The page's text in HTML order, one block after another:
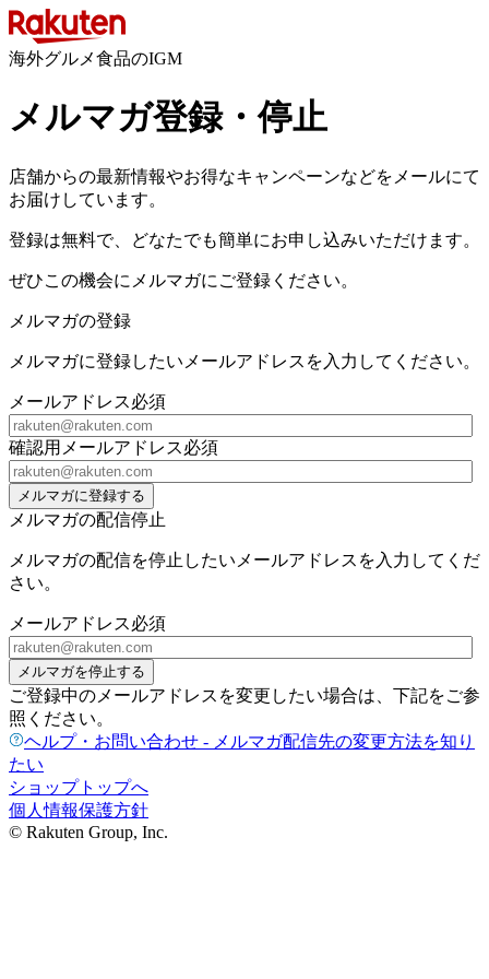
海外グルメ食品のIGM
メルマガ登録・停止
店舗からの最新情報やお得なキャンペーンなどをメールにて
お届けしています。
登録は無料で、どなたでも簡単にお申し込みいただけます。
ぜひこの機会にメルマガにご登録ください。
メルマガの登録
メルマガに登録したいメールアドレスを入力してください。
メールアドレス必須
確認用メールアドレス必須
メルマガに登録する
メルマガの配信停止
メルマガの配信を停止したいメールアドレスを入力してくだ
さい。
メールアドレス必須
メルマガを停止する
ご登録中のメールアドレスを変更したい場合は、下記をご参
照ください。
ヘルプ・お問い合わせ - メルマガ配信先の変更方法を知り
たい
ショップトップへ
個人情報保護方針
© Rakuten Group, Inc.